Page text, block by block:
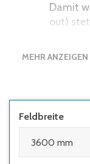
Damit
out)
MEHR ANZEIGEN
Feldbreite